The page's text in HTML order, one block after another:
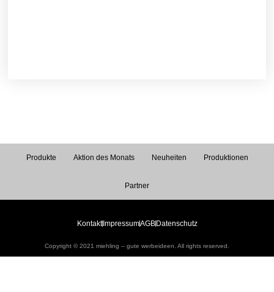
Produkte Aktion des Monats Neuheiten Produktionen
Partner
Kontakt ImpressumAGB Datenschutz
Copyright © 2021 miehling – gute werbeideen. All rights reserved.